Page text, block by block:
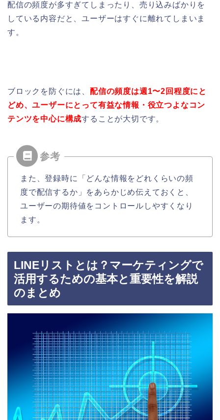
配信の頻度が多すぎてしまったり、売り込みばかりを
している内容だと、ユーザーはすぐに離れてしまいま
す。
ブロックを防ぐには、 配信の頻度は週1〜2回程度にと
どめ、ユーザーにとって有益な情報・役立つよなコン
テンツを中心に構成することが大切です。
また、登録時に「どんな情報をどれくらいの頻
度で配信するか」をあらかじめ伝えておくと、
ユーザーの期待値をコントロールしやすくなり
ます。
LINEリストとは？マーケティングで
活用するための基本と重要性を解説
のまとめ